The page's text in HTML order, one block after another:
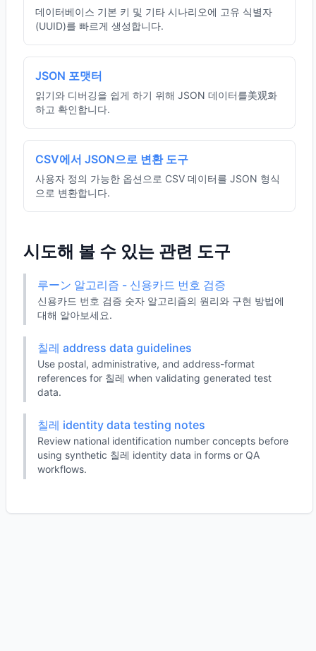
데이터베이스 기본 키 및 기타 시나리오에 고유 식별자
(UUID)를 빠르게 생성합니다.
JSON 포맷터
읽기와 디버깅을 쉽게 하기 위해 JSON 데이터를美观화
하고 확인합니다.
CSV에서 JSON으로 변환 도구
사용자 정의 가능한 옵션으로 CSV 데이터를 JSON 형식
으로 변환합니다.
시도해 볼 수 있는 관련 도구
루ーン 알고리즘 - 신용카드 번호 검증
신용카드 번호 검증 숫자 알고리즘의 원리와 구현 방법에
대해 알아보세요.
칠레 address data guidelines
Use postal, administrative, and address-format
references for 칠레 when validating generated test
data.
칠레 identity data testing notes
Review national identification number concepts before
using synthetic 칠레 identity data in forms or QA
workflows.